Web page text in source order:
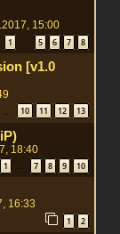
15:00
1 5 6 7 8
[v1.0
10 11 12 13
18:40
1 … 7 8 9 10
16:33
1 2